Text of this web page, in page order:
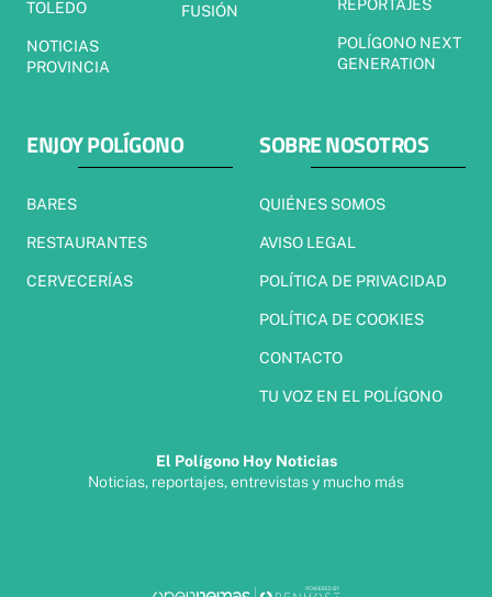
TOLEDO
NOTICIAS
PROVINCIA
FUSIÓN
REPORTAJES
POLÍGONO NEXT
GENERATION
ENJOY POLÍGONO
BARES
RESTAURANTES
CERVECERÍAS
SOBRE NOSOTROS
QUIÉNES SOMOS
AVISO LEGAL
POLÍTICA DE PRIVACIDAD
POLÍTICA DE COOKIES
CONTACTO
TU VOZ EN EL POLÍGONO
El Polígono Hoy Noticias
Noticias, reportajes, entrevistas y mucho más